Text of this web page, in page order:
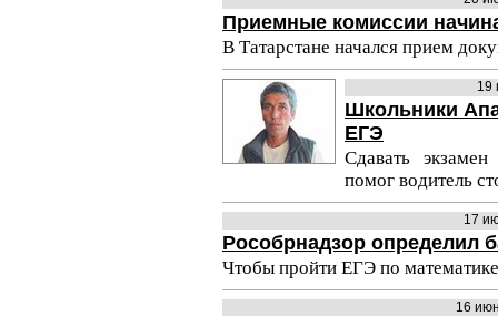
Приемные комиссии
В Татарстане начался прием
19
Школьники
ЕГЭ
Сдавать
помог водитель
17
Рособрнадзор определил
Чтобы пройти ЕГЭ по
16